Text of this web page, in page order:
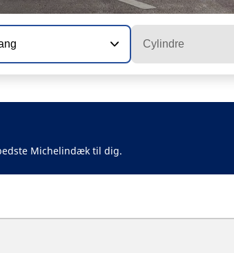
Cylindre
Michelindæk til dig.